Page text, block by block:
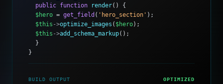
public function
render() {
$hero = get_field ( 'hero_section' );
$this ->optimize_images ( $hero);
$this ->add_schema_markup();
}
}
BUILD OUTPUT OPTIMIZED